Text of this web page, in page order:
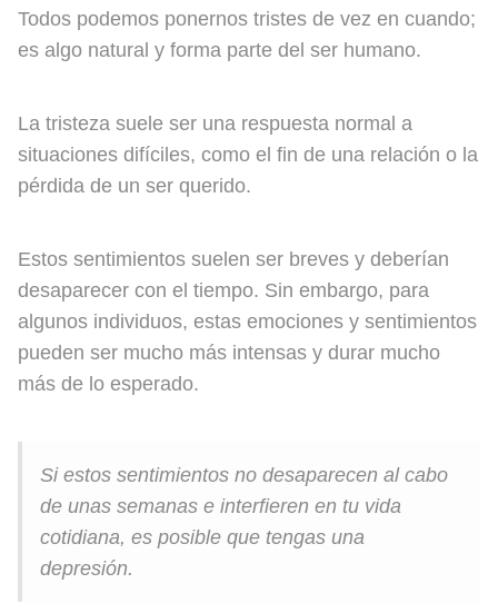
Todos podemos ponernos tristes de vez en cuando;
es algo natural y forma parte del ser humano.
La tristeza suele ser una respuesta normal a
situaciones difíciles, como el fin de una relación o la
pérdida de un ser querido.
Estos sentimientos suelen ser breves y deberían
desaparecer con el tiempo. Sin embargo, para
algunos individuos, estas emociones y sentimientos
pueden ser mucho más intensas y durar mucho
más de lo esperado.
Si estos sentimientos no desaparecen al cabo
de unas semanas e interfieren en tu vida
cotidiana, es posible que tengas una
depresión.